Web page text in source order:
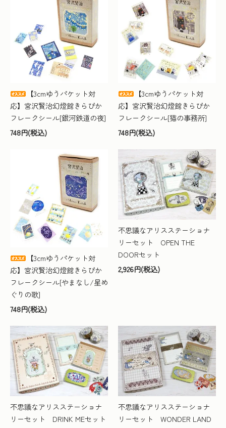
【3cmゆうパケット対
応】宮沢賢治幻燈館きらぴか
フレークシール[銀河鉄道の夜]
748円(税込)
【3cmゆうパケット対
応】宮沢賢治幻燈館きらぴか
フレークシール[猫の事務所]
748円(税込)
【3cmゆうパケット対
応】宮沢賢治幻燈館きらぴか
フレークシール[やまなし/星め
ぐりの歌]
748円(税込)
不思議なアリスステーショナ
リーセット OPEN THE
DOORセット
2,926円(税込)
不思議なアリスステーショナ
リーセット DRINK MEセット
不思議なアリスステーショナ
リーセット WONDER LAND